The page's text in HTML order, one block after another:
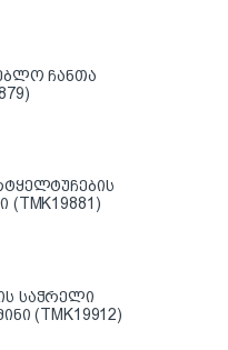
ჩანთა
(TMK19881)
საჭრელი
(TMK19912)